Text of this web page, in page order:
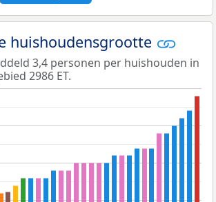
huishoudensgrootte
3,4 personen per huishouden in
2986 ET.